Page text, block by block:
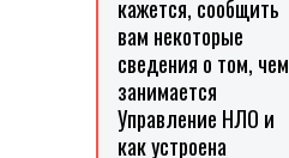
кажется, сообщить
вам некоторые
сведения о том, чем
занимается
Управление НЛО и
как устроена